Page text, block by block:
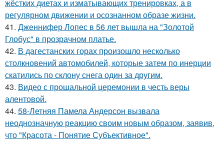
жёстких диетах и изматывающих тренировках, а в
регулярном движении и осознанном образе жизни.
41. Дженнифер Лопес в 56 лет вышла на "Золотой
Глобус" в прозрачном платье.
42. В дагестанских горах произошло несколько
столкновений автомобилей, которые затем по инерции
скатились по склону снега один за другим.
43. Видео с прощальной церемонии в честь веры
алентовой.
44. 58-Летняя Памела Андерсон вызвала
неоднозначную реакцию своим новым образом, заявив,
что "Красота - Понятие Субъективное".